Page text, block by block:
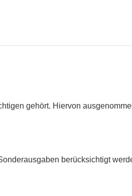
gehört. Hiervon
berücksichtigt